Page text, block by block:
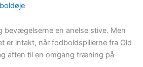
bevægelserne en anelse stive. Men
er intakt, når fodboldspillerne fra Old
aften til en omgang træning på